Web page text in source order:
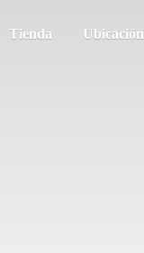
Tienda Ubicación